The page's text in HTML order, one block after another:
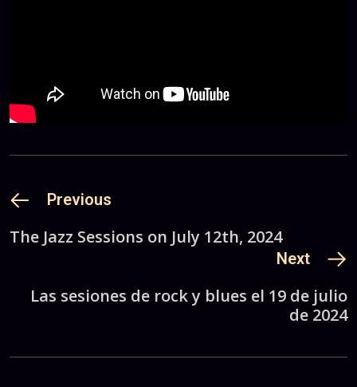
Previous
The Jazz Sessions on July 12th, 2024
Next
Las sesiones de rock y blues el 19 de julio
de 2024